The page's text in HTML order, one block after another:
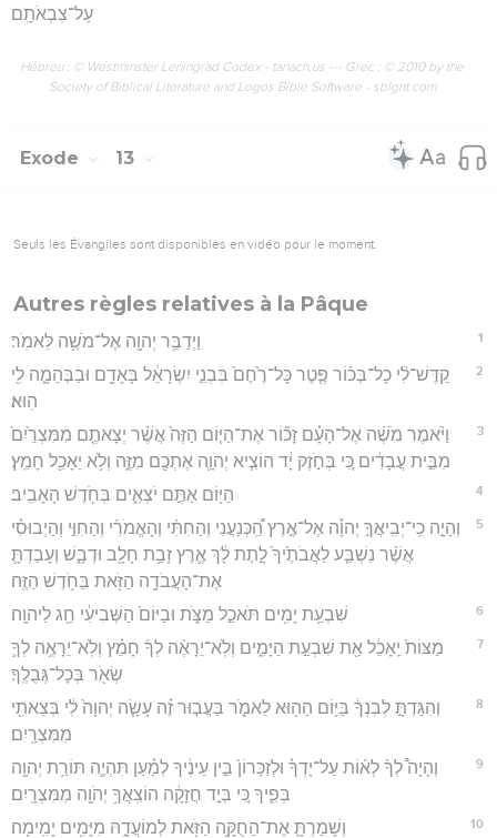
עַל־צִבְאֹתָֽם׃
Hébreu : © Westminster Leningrad Codex - tanach.us --- Grec : © 2010 by the
Society of Biblical Literature and Logos Bible Software - sblgnt.com
Exode 13
Seuls les Évangiles sont disponibles en vidéo pour le moment.
Autres règles relatives à la Pâque
1 וַיְדַבֵּ֥ר יְהוָ֖ה אֶל־מֹשֶׁ֥ה לֵּאמֹֽר׃
2
קַדֶּשׁ־לִ֨י כָל־בְּכ֜וֹר פֶּ֤טֶר כָּל־רֶ֙חֶם֙ בִּבְנֵ֣י יִשְׂרָאֵ֔ל בָּאָדָ֖ם וּבַבְּהֵמָ֑ה לִ֖י
הֽוּא׃
3
וַיֹּ֨אמֶר מֹשֶׁ֜ה אֶל־הָעָ֗ם זָכ֞וֹר אֶת־הַיּ֤וֹם הַזֶּה֙ אֲשֶׁ֨ר יְצָאתֶ֤ם מִמִּצְרַ֙יִם֙
מִבֵּ֣ית עֲבָדִ֔ים כִּ֚י בְּחֹ֣זֶק יָ֔ד הוֹצִ֧יא יְהֹוָ֛ה אֶתְכֶ֖ם מִזֶּ֑ה וְלֹ֥א יֵאָכֵ֖ל חָמֵֽץ׃
4 הַיּ֖וֹם אַתֶּ֣ם יֹצְאִ֑ים בְּחֹ֖דֶשׁ הָאָבִֽיב׃
5
וְהָיָ֣ה כִֽי־יְבִֽיאֲךָ֣ יְהוָ֡ה אֶל־אֶ֣רֶץ הַֽ֠כְּנַעֲנִי וְהַחִתִּ֨י וְהָאֱמֹרִ֜י וְהַחִוִּ֣י וְהַיְבוּסִ֗י
אֲשֶׁ֨ר נִשְׁבַּ֤ע לַאֲבֹתֶ֙יךָ֙ לָ֣תֶת לָ֔ךְ אֶ֛רֶץ זָבַ֥ת חָלָ֖ב וּדְבָ֑שׁ וְעָבַדְתָּ֛
אֶת־הָעֲבֹדָ֥ה הַזֹּ֖את בַּחֹ֥דֶשׁ הַזֶּֽה׃
6 שִׁבְעַ֥ת יָמִ֖ים תֹּאכַ֣ל מַצֹּ֑ת וּבַיּוֹם֙ הַשְּׁבִיעִ֔י חַ֖ג לַיהוָֽה׃
7
מַצּוֹת֙ יֵֽאָכֵ֔ל אֵ֖ת שִׁבְעַ֣ת הַיָּמִ֑ים וְלֹֽא־יֵרָאֶ֨ה לְךָ֜ חָמֵ֗ץ וְלֹֽא־יֵרָאֶ֥ה לְךָ֛
שְׂאֹ֖ר בְּכָל־גְּבֻלֶֽךָ׃
8
וְהִגַּדְתָּ֣ לְבִנְךָ֔ בַּיּ֥וֹם הַה֖וּא לֵאמֹ֑ר בַּעֲב֣וּר זֶ֗ה עָשָׂ֤ה יְהוָה֙ לִ֔י בְּצֵאתִ֖י
מִמִּצְרָֽיִם׃
9
וְהָיָה֩ לְךָ֨ לְא֜וֹת עַל־יָדְךָ֗ וּלְזִכָּרוֹן֙ בֵּ֣ין עֵינֶ֔יךָ לְמַ֗עַן תִּהְיֶ֛ה תּוֹרַ֥ת יְהוָ֖ה
בְּפִ֑יךָ כִּ֚י בְּיָ֣ד חֲזָקָ֔ה הוֹצִֽאֲךָ֥ יְהֹוָ֖ה מִמִּצְרָֽיִם׃
10 וְשָׁמַרְתָּ֛ אֶת־הַחֻקָּ֥ה הַזֹּ֖את לְמוֹעֲדָ֑הּ מִיָּמִ֖ים יָמִֽימָה׃